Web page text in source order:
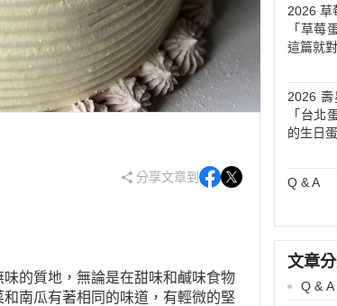
分享文章到
的質地，無論是在甜味和鹹味食物
南瓜有著相同的味道，有輕微的堅
2026 草
「草莓
這篇就
2026
「台北
的生日
Q & A
文章
Q & A